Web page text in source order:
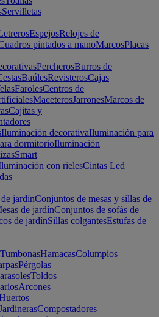
Servilletas
EspejosRelojes de
pintados a manoMarcosPlacas
PercherosBurros de
BaúlesRevisterosCajas
FarolesCentros de
MaceterosJarronesMarcos de
Cajitas y
Iluminación decorativaIluminación para
dormitorioIluminación
Smart
con rielesCintas Led
de jardínConjuntos de mesas y sillas de
de jardínConjuntos de sofás de
de jardínSillas colgantesEstufas de
TumbonasHamacasColumpios
Pérgolas
Toldos
Arcones
Compostadores